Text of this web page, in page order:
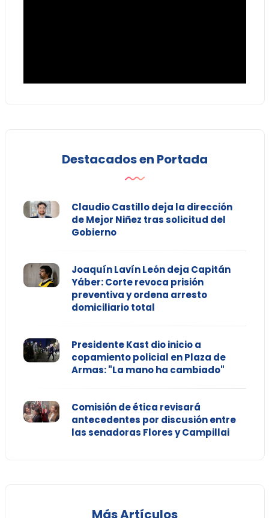
Destacados en Portada
Claudio Castillo deja la dirección
de Mejor Niñez tras solicitud del
Gobierno
Joaquín Lavín León deja Capitán
Yáber: Corte revoca prisión
preventiva y ordena arresto
domiciliario total
Presidente Kast dio inicio a
copamiento policial en Plaza de
Armas: "La mano ha cambiado"
Comisión de ética revisará
antecedentes por discusión entre
las senadoras Flores y Campillai
Más Artículos